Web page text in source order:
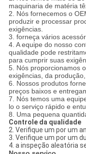
maquinaria de matéria
2. Nós fornecemos o
produzir e processar
exigências.
3. forneça vários
4. A equipe do nosso
qualidade pode
para cumprir suas
5. Nós proporcionamos
exigências, da
6. Nossos produtos
preços baixos e
7. Nós temos uma
lo o serviço rápido e
8. Uma pequena
Controle da qualidade
2. Verifique um por um
3. Verifique um por um
4. a inspeção aleatória